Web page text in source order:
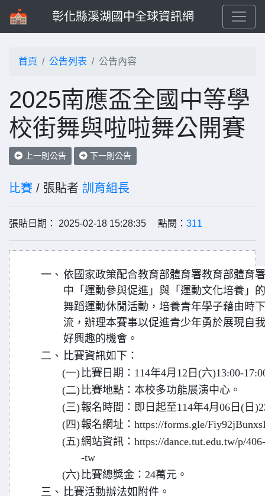
彰化縣溪湖國中全球資訊網
首頁 公告列表 公告內容
2025南應盃全國中等學
校街舞與啦啦舞公開賽
上一則公告 下一則公告
比賽 / 張貼者 訓育組長
張貼日期： 2025-02-18 15:28:35 點閱： 311
一、 依國家政策配合教育部體育署教育部體育
中「運動參與促進」與「運動文化培養」
舞蹈運動休閒活動，培養青年學子藉由時
流，辦理本賽事以促進青少年勇於展現自
好興趣的機會。
二、 比賽資訊如下：
(一) 比賽日期：114年4月12日(六)13:00-
(二) 比賽地點：本校多功能展演中心。
(三)報名時間：即日起至114年4月06日(日
(四)報名網址：https://forms.gle/
(五)網站資訊：https://dance.tut.edu.tw/p/
-tw
(六) 比賽總獎金：24萬元。
三、 比賽活動辦法如附件。